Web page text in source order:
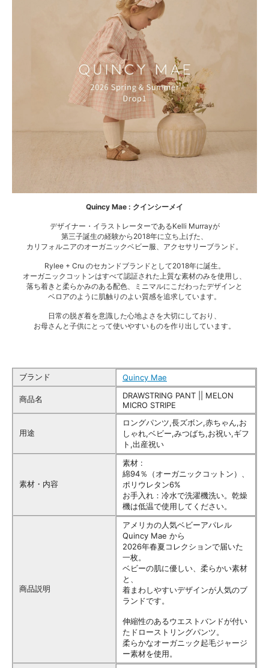
Quincy Mae : クインシーメイ
デザイナー・イラストレーターであるKelli Murrayが
第三子誕生の経験から2018年に立ち上げた、
カリフォルニアのオーガニックベビー服、アクセサリーブランド。
Rylee + Cru のセカンドブランドとして2018年に誕生。
オーガニックコットンはすべて認証された上質な素材のみを使用し、
落ち着きと柔らかみのある配色、ミニマルにこだわったデザインと
ベロアのように肌触りのよい質感を追求しています。
日常の脱ぎ着を意識した心地よさを大切にしており、
お母さんと子供にとって使いやすいものを作り出しています。
ブランド Quincy Mae
商品名
DRAWSTRING PANT || MELON
MICRO STRIPE
用途
ロングパンツ,長ズボン,赤ちゃん,お
しゃれ,ベビー,みつばち,お祝い,ギフ
ト,出産祝い
素材・内容
素材 :
綿94％（オーガニックコットン）、
ポリウレタン6%
お手入れ：冷水で洗濯機洗い。乾燥
機は低温で使用してください。
商品説明
アメリカの人気ベビーアパレル
Quincy Mae から
2026年春夏コレクションで届いた
一枚。
ベビーの肌に優しい、柔らかい素材
と、
着まわしやすいデザインが人気のブ
ランドです。
伸縮性のあるウエストバンドが付い
たドローストリングパンツ。
柔らかなオーガニック起毛ジャージ
ー素材を使用。